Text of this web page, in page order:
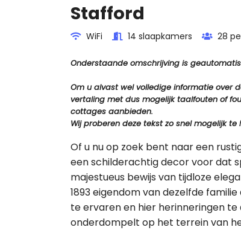
Stafford
WiFi 14 slaapkamers 28
Onderstaande omschrijving is
Om u alvast wel volledige informatie over
vertaling met dus mogelijk taalfouten of
cottages aanbieden.
Wij proberen deze tekst zo snel mogelijk
Of u nu op zoek bent naar een
een schilderachtig decor voor dat
majestueus bewijs van tijdloze
1893 eigendom van dezelfde
te ervaren en hier herinneringen
onderdompelt op het terrein van